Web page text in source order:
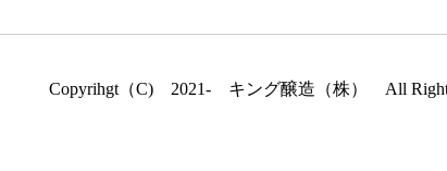
Copyrihgt（C) 2021- キング醸造（株） All Rights